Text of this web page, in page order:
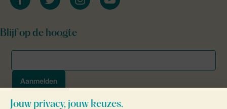
Blijf op de hoogte